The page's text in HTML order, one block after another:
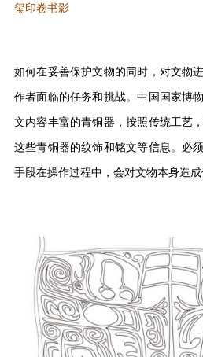
玺印卷书影
如何在妥善保护文物的同时，对文物
作者面临的任务和挑战。中国国家博
文内容丰富的青铜器，按照传统工艺
这些青铜器的纹饰和铭文等信息。必
手段在操作过程中，会对文物本身造成